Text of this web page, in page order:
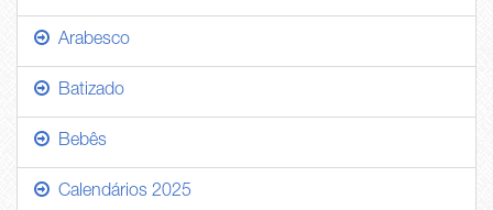
Arabesco
Batizado
Bebês
Calendários 2025